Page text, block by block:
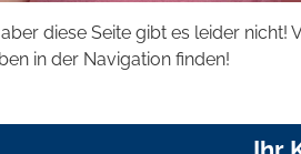
diese Seite gibt es leider nicht!
in der Navigation finden!